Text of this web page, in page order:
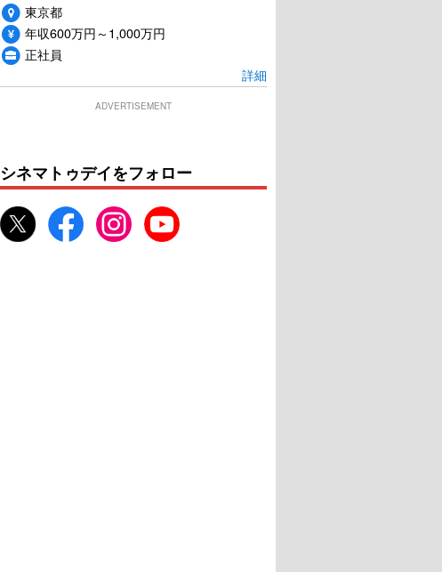
東京都
年収600万円～1,000万円
正社員
詳細
ADVERTISEMENT
シネマトゥデイをフォロー